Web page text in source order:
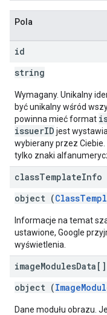
Pola
id
string
Wymagany. Unikalny
być unikalny wśród
powinna mieć format
issuerID jest
wybierany przez
tylko znaki
classTemplateInfo
object (
Informacje na temat
ustawione, Google
wyświetlenia.
imageModulesData[]
object (
Dane modułu obrazu.